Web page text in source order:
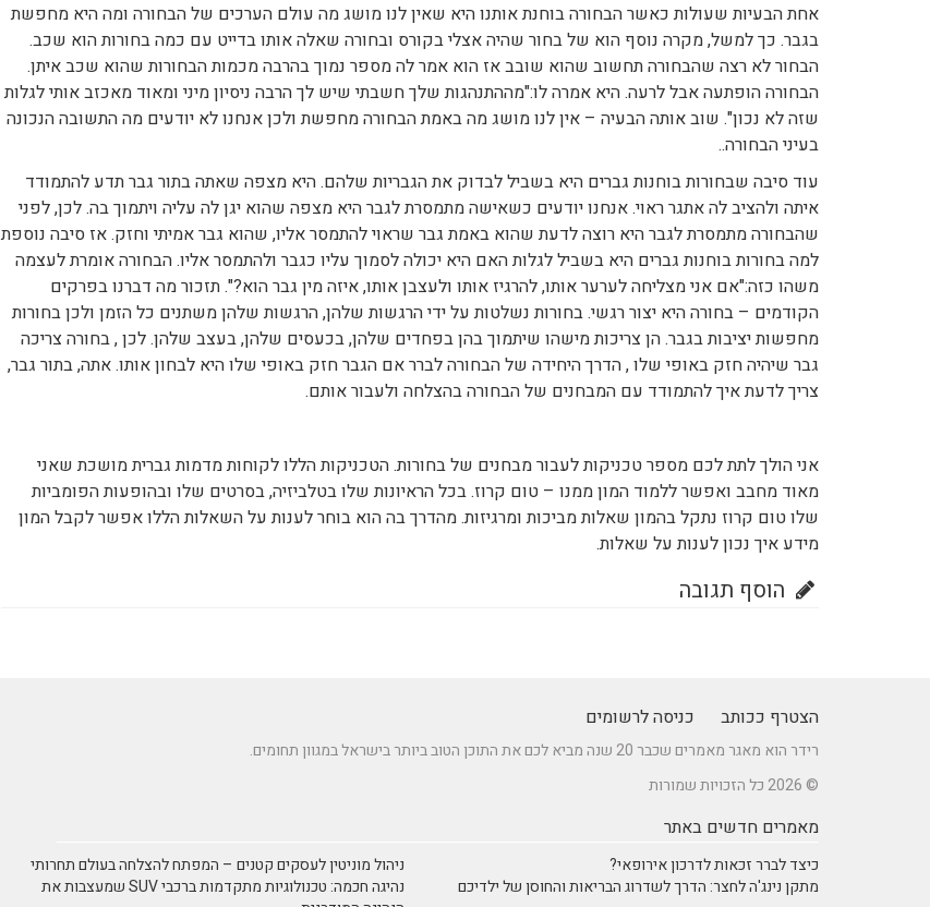
אחת הבעיות שעולות כאשר הבחורה בוחנת אותנו היא שאין לנו מושג מה עולם הערכים של הבחורה ומה היא מחפשת
בגבר. כך למשל, מקרה נוסף הוא של בחור שהיה אצלי בקורס ובחורה שאלה אותו בדייט עם כמה בחורות הוא שכב.
הבחור לא רצה שהבחורה תחשוב שהוא שובב אז הוא אמר לה מספר נמוך בהרבה מכמות הבחורות שהוא שכב איתן.
הבחורה הופתעה אבל לרעה. היא אמרה לו:"מההתנהגות שלך חשבתי שיש לך הרבה ניסיון מיני ומאוד מאכזב אותי לגלות
שזה לא נכון". שוב אותה הבעיה – אין לנו מושג מה באמת הבחורה מחפשת ולכן אנחנו לא יודעים מה התשובה הנכונה
בעיני הבחורה..
עוד סיבה שבחורות בוחנות גברים היא בשביל לבדוק את הגבריות שלהם. היא מצפה שאתה בתור גבר תדע להתמודד
איתה ולהציב לה אתגר ראוי. אנחנו יודעים כשאישה מתמסרת לגבר היא מצפה שהוא יגן לה עליה ויתמוך בה. לכן, לפני
שהבחורה מתמסרת לגבר היא רוצה לדעת שהוא באמת גבר שראוי להתמסר אליו, שהוא גבר אמיתי וחזק. אז סיבה נוספת
למה בחורות בוחנות גברים היא בשביל לגלות האם היא יכולה לסמוך עליו כגבר ולהתמסר אליו. הבחורה אומרת לעצמה
משהו כזה:"אם אני מצליחה לערער אותו, להרגיז אותו ולעצבן אותו, איזה מין גבר הוא?". תזכור מה דברנו בפרקים
הקודמים – בחורה היא יצור רגשי. בחורות נשלטות על ידי הרגשות שלהן, הרגשות שלהן משתנים כל הזמן ולכן בחורות
מחפשות יציבות בגבר. הן צריכות מישהו שיתמוך בהן בפחדים שלהן, בכעסים שלהן, בעצב שלהן. לכן , בחורה צריכה
גבר שיהיה חזק באופי שלו , הדרך היחידה של הבחורה לברר אם הגבר חזק באופי שלו היא לבחון אותו. אתה, בתור גבר,
צריך לדעת איך להתמודד עם המבחנים של הבחורה בהצלחה ולעבור אותם.
אני הולך לתת לכם מספר טכניקות לעבור מבחנים של בחורות. הטכניקות הללו לקוחות מדמות גברית מושכת שאני
מאוד מחבב ואפשר ללמוד המון ממנו – טום קרוז. בכל הראיונות שלו בטלביזיה, בסרטים שלו ובהופעות הפומביות
שלו טום קרוז נתקל בהמון שאלות מביכות ומרגיזות. מהדרך בה הוא בוחר לענות על השאלות הללו אפשר לקבל המון
מידע איך נכון לענות על שאלות.
הוסף תגובה
הצטרף ככותב כניסה לרשומים
רידר הוא מאגר מאמרים שכבר 20 שנה מביא לכם את התוכן הטוב ביותר בישראל במגוון תחומים.
© 2026 כל הזכויות שמורות
מאמרים חדשים באתר
כיצד לברר זכאות לדרכון אירופאי?
ניהול מוניטין לעסקים קטנים – המפתח להצלחה בעולם תחרותי
מתקן נינג'ה לחצר: הדרך לשדרוג הבריאות והחוסן של ילדיכם
נהיגה חכמה: טכנולוגיות מתקדמות ברכבי SUV שמעצבות את